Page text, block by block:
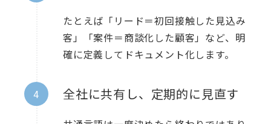
たとえば「リード＝初回接触した見込み
客」「案件＝商談化した顧客」など、明
確に定義してドキュメント化します。
全社に共有し、定期的に見直す